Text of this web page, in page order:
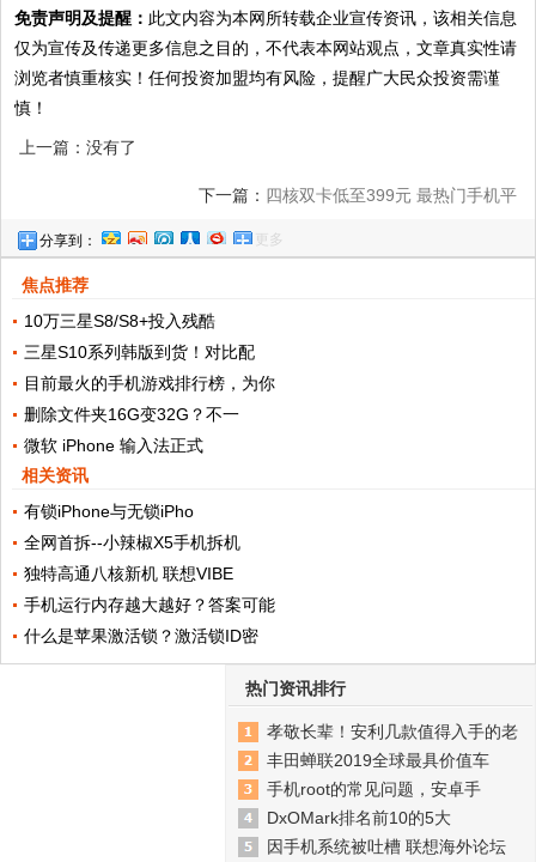
免责声明及提醒： 此文内容为本网所转载企业宣传资讯，该相关信息
仅为宣传及传递更多信息之目的，不代表本网站观点，文章真实性请
浏览者慎重核实！任何投资加盟均有风险，提醒广大民众投资需谨
慎！
上一篇：没有了
下一篇： 四核双卡低至399元 最热门手机平
分享到： 更多
焦点推荐
10万三星S8/S8+投入残酷
三星S10系列韩版到货！对比配
目前最火的手机游戏排行榜，为你
删除文件夹16G变32G？不一
微软 iPhone 输入法正式
相关资讯
有锁iPhone与无锁iPho
全网首拆--小辣椒X5手机拆机
独特高通八核新机 联想VIBE
手机运行内存越大越好？答案可能
什么是苹果激活锁？激活锁ID密
热门资讯排行
孝敬长辈！安利几款值得入手的老
丰田蝉联2019全球最具价值车
手机root的常见问题，安卓手
DxOMark排名前10的5大
因手机系统被吐槽 联想海外论坛